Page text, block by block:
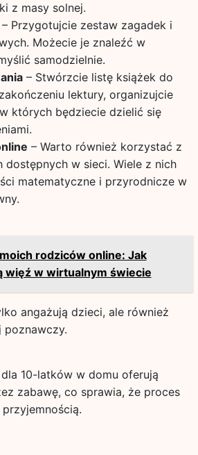
z masy solnej.
– Przygotujcie zestaw zagadek i
Możecie je znaleźć w
samodzielnie.
– Stwórzcie listę książek do
lektury, organizujcie
których będziecie dzielić się
– Warto również korzystać z
dostępnych w sieci. Wiele z nich
matematyczne i przyrodnicze w
rodziców online: Jak
więź w wirtualnym świecie
angażują dzieci, ale również
poznawczy.
10-latków w domu oferują
zabawę, co sprawia, że proces